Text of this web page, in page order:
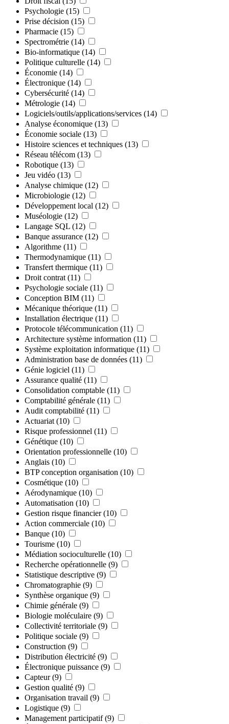
Psychologie (15)
Prise décision (15)
Pharmacie (15)
Spectrométrie (14)
Bio-informatique (14)
Politique culturelle (14)
Économie (14)
Électronique (14)
Cybersécurité (14)
Métrologie (14)
Logiciels/outils/applications/services (14)
Analyse économique (13)
Économie sociale (13)
Histoire sciences et techniques (13)
Réseau télécom (13)
Robotique (13)
Jeu vidéo (13)
Analyse chimique (12)
Microbiologie (12)
Développement local (12)
Muséologie (12)
Langage SQL (12)
Banque assurance (12)
Algorithme (11)
Thermodynamique (11)
Transfert thermique (11)
Droit contrat (11)
Psychologie sociale (11)
Conception BIM (11)
Mécanique théorique (11)
Installation électrique (11)
Protocole télécommunication (11)
Architecture système information (11)
Système exploitation informatique (11)
Administration base de données (11)
Génie logiciel (11)
Assurance qualité (11)
Consolidation comptable (11)
Comptabilité générale (11)
Audit comptabilité (11)
Actuariat (10)
Risque professionnel (11)
Génétique (10)
Orientation professionnelle (10)
Anglais (10)
BTP conception organisation (10)
Cosmétique (10)
Aérodynamique (10)
Automatisation (10)
Gestion risque financier (10)
Action commerciale (10)
Banque (10)
Tourisme (10)
Médiation socioculturelle (10)
Recherche opérationnelle (9)
Statistique descriptive (9)
Chromatographie (9)
Synthèse organique (9)
Chimie générale (9)
Biologie moléculaire (9)
Collectivité territoriale (9)
Politique sociale (9)
Construction (9)
Distribution électricité (9)
Électronique puissance (9)
Capteur (9)
Gestion qualité (9)
Organisation travail (9)
Logistique (9)
Management participatif (9)